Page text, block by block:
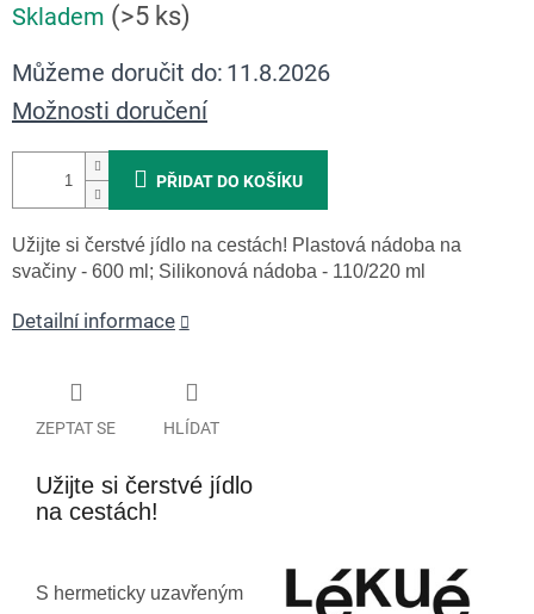
cena:
Skladem (>5 ks)
Můžeme doručit do: 11.8.2026
Možnosti doručení
PŘIDAT DO KOŠÍKU
Užijte si čerstvé jídlo na cestách! Plastová nádoba na
svačiny - 600 ml; Silikonová nádoba - 110/220 ml
Detailní informace
ZEPTAT SE HLÍDAT
Užijte si čerstvé jídlo
na cestách!
S hermeticky uzavřeným